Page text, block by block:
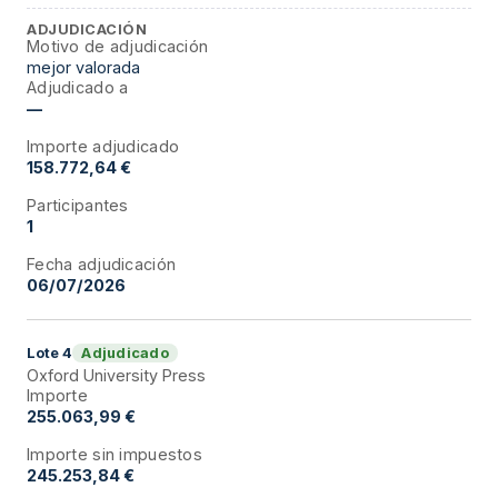
ADJUDICACIÓN
Motivo de adjudicación
mejor valorada
Adjudicado a
—
Importe adjudicado
158.772,64 €
Participantes
1
Fecha adjudicación
06/07/2026
Lote 4 Adjudicado
Oxford University Press
Importe
255.063,99 €
Importe sin impuestos
245.253,84 €